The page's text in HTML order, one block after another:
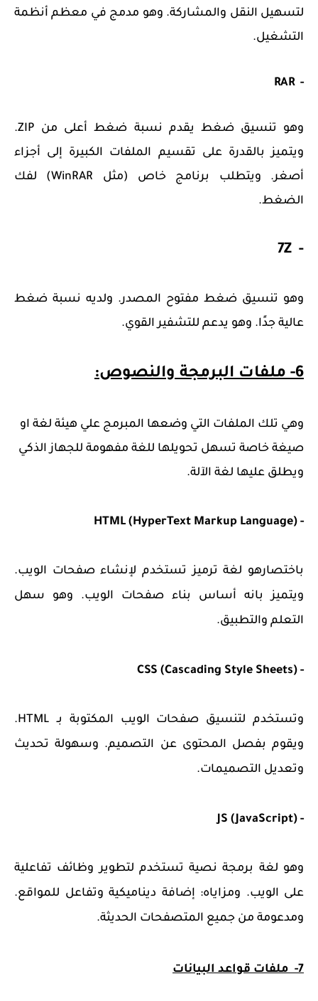
لتسهيل النقل والمشاركة. وهو مدمج في معظم أنظمة
التشغيل.
- RAR
وهو تنسيق ضغط يقدم نسبة ضغط أعلى من ZIP.
ويتميز بالقدرة على تقسيم الملفات الكبيرة إلى أجزاء
أصغر. ويتطلب برنامج خاص (مثل WinRAR) لفك
الضغط.
- 7Z
وهو تنسيق ضغط مفتوح المصدر. ولديه نسبة ضغط
عالية جدًا. وهو يدعم للتشفير القوي.
6- ملفات البرمجة والنصوص:
وهي تلك الملفات التي وضعها المبرمج علي هيئة لغة او
صيغة خاصة تسهل تحويلها للغة مفهومة للجهاز الذكي
ويطلق عليها لغة الآلة.
- HTML (HyperText Markup Language)
باختصارهو لغة ترميز تستخدم لإنشاء صفحات الويب.
ويتميز بانه أساس بناء صفحات الويب. وهو سهل
التعلم والتطبيق.
- CSS (Cascading Style Sheets)
وتستخدم لتنسيق صفحات الويب المكتوبة بـ HTML.
ويقوم بفصل المحتوى عن التصميم. وسهولة تحديث
وتعديل التصميمات.
- JS (JavaScript)
وهو لغة برمجة نصية تستخدم لتطوير وظائف تفاعلية
على الويب. ومزاياه: إضافة ديناميكية وتفاعل للمواقع.
ومدعومة من جميع المتصفحات الحديثة.
7- ملفات قواعد البيانات